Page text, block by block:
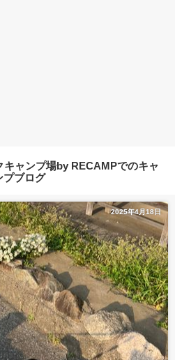
ャンプ場by RECAMPでのキャ
プブログ
2025年4月18日